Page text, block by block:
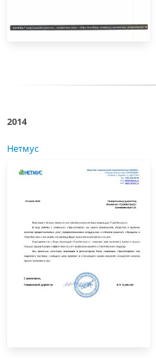
2014
Нетмус